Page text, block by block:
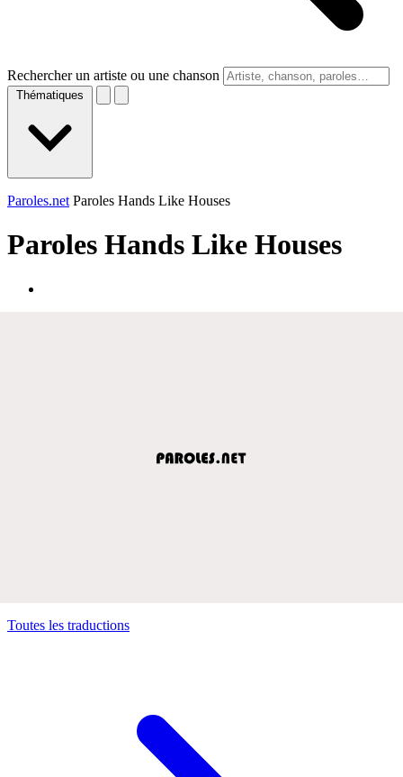
Rechercher un artiste ou une chanson
Thématiques
Paroles.net Paroles Hands Like Houses
Paroles Hands Like Houses
Toutes les traductions